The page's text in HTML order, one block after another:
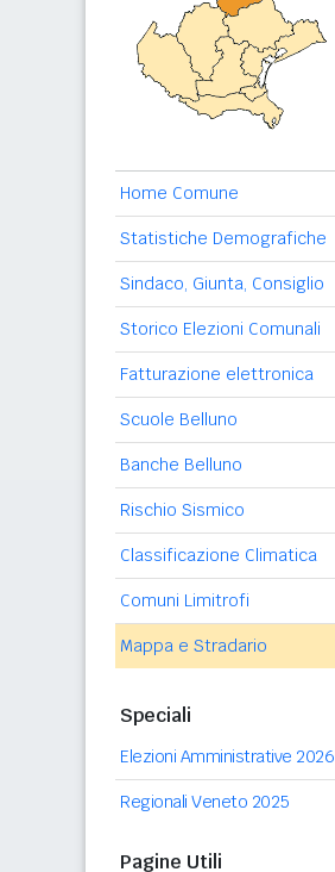
Home Comune
Statistiche Demografiche
Sindaco, Giunta, Consiglio
Storico Elezioni Comunali
Fatturazione elettronica
Scuole Belluno
Banche Belluno
Rischio Sismico
Classificazione Climatica
Comuni Limitrofi
Mappa e Stradario
Speciali
Elezioni Amministrative 2026
Regionali Veneto 2025
Pagine Utili